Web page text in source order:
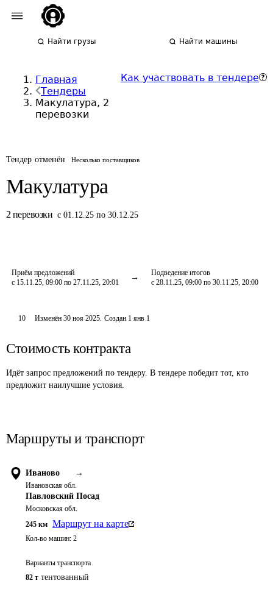
Найти грузы Найти машины
Главная
Тендеры
Макулатура, 2
перевозки
Как участвовать в тендере
Тендер отменён Несколько поставщиков
Макулатура
2 перевозки с 01.12.25 по 30.12.25
Приём предложений
с 15.11.25, 09:00 по 27.11.25, 20:01
Подведение итогов
с 28.11.25, 09:00 по 30.11.25, 20:00
10 Изменён30 ноя 2025. Создан 1 янв 1
Стоимость контракта
Идёт запрос предложений по тендеру. В тендере победит тот, кто
предложит наилучшие условия.
Маршруты и транспорт
Иваново →
Ивановская обл.
Павловский Посад
Московская обл.
245 км Маршрут на карте
Кол-во машин: 2
Варианты транспорта
82 т тентованный